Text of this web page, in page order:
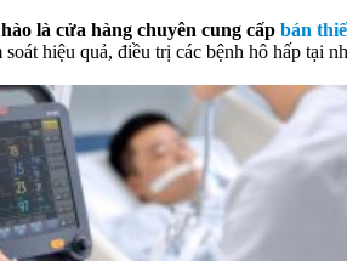
là cửa hàng chuyên cung cấp bán
hiệu quả, điều trị các bệnh hô hấp tại